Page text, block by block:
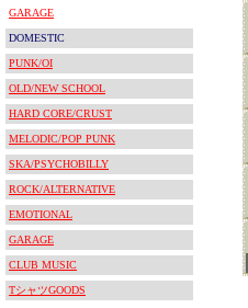
GARAGE
DOMESTIC
PUNK/OI
OLD/NEW SCHOOL
HARD CORE/CRUST
MELODIC/POP PUNK
SKA/PSYCHOBILLY
ROCK/ALTERNATIVE
EMOTIONAL
GARAGE
CLUB MUSIC
TシャツGOODS